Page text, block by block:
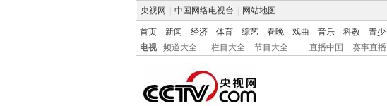
央视网 中国网络电视台 网站地图
首页 新闻 经济 体育 综艺 春晚 戏曲 音乐 科教 青少
电视
频道大全 栏目大全 节目大全 直播中国 赛事直播